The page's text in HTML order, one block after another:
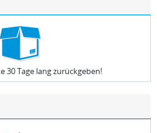
30 Tage lang zurückgeben!